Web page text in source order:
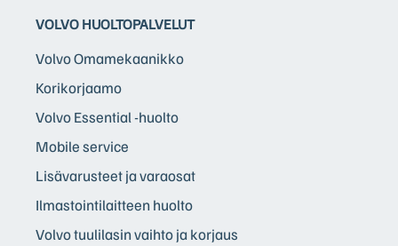
VOLVO HUOLTOPALVELUT
Volvo Omamekaanikko
Korikorjaamo
Volvo Essential -huolto
Mobile service
Lisävarusteet ja varaosat
Ilmastointilaitteen huolto
Volvo tuulilasin vaihto ja korjaus